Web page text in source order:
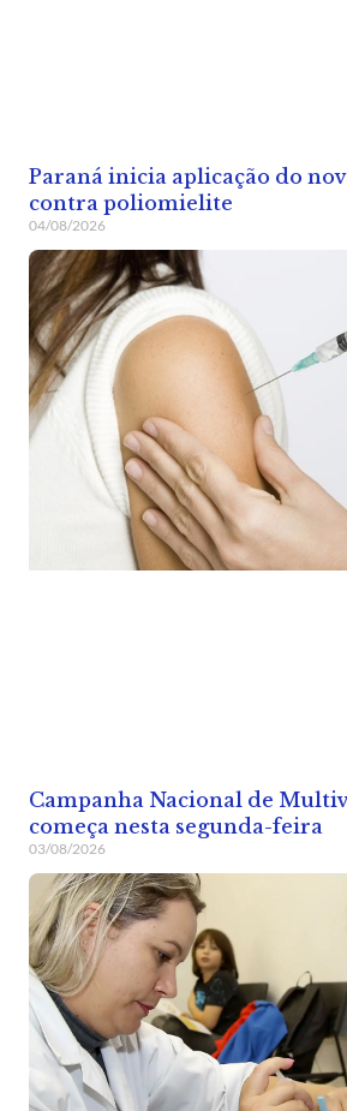
Paraná inicia aplicação do
contra poliomielite
04/08/2026
Campanha Nacional de
começa nesta segunda-feira
03/08/2026